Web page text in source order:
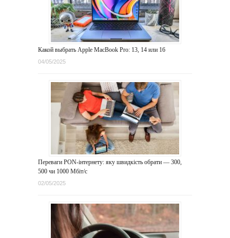
Какой выбрать Apple MacBook Pro: 13, 14 или 16
04/05/2025
Переваги PON-інтернету: яку швидкість обрати — 300,
500 чи 1000 Мбіт/с
02/05/2025